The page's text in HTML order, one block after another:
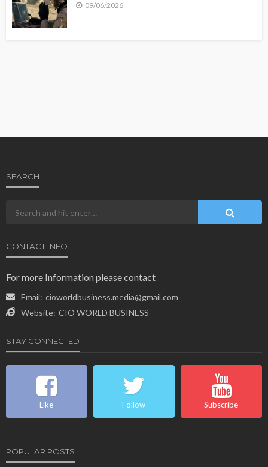
09/06/2026
SEARCH
CONTACT INFO
For more Information please contact
Email: cioworldbusiness.media@gmail.com
Website: CIO WORLD BUSINESS
STAY CONNECTED
Like Follow Subscribe
POPULAR POSTS